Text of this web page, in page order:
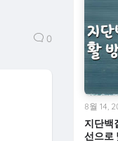
0
지단백
선으로
8월 14,